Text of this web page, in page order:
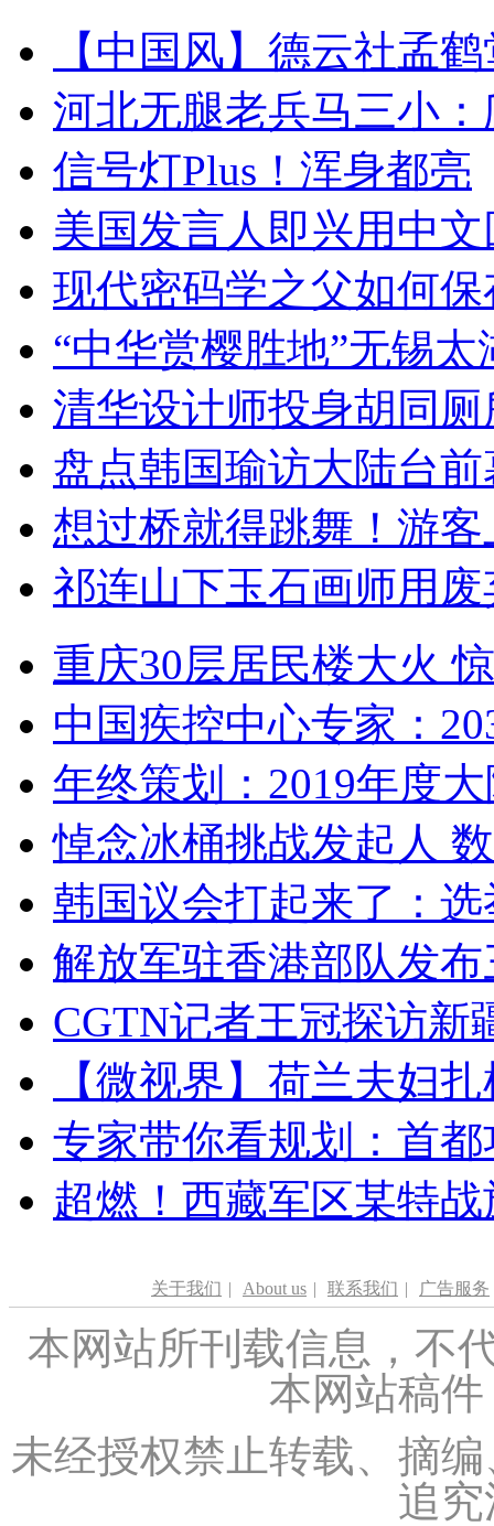
【中国风】德云社孟
河北无腿老兵马三小
信号灯Plus！浑身都亮
美国发言人即兴用中
现代密码学之父如何
“中华赏樱胜地”无锡
清华设计师投身胡同
盘点韩国瑜访大陆台
想过桥就得跳舞！游客
祁连山下玉石画师用
重庆30层居民楼大火
中国疾控中心专家：
年终策划：2019年度
悼念冰桶挑战发起人
韩国议会打起来了：
解放军驻香港部队发
CGTN记者王冠探访新
【微视界】荷兰夫妇
专家带你看规划：首
超燃！西藏军区某特
关于我们 | About us | 联系我们 | 广告服务
本网站所刊载信息，不
本网站稿
未经授权禁止转载、摘
追